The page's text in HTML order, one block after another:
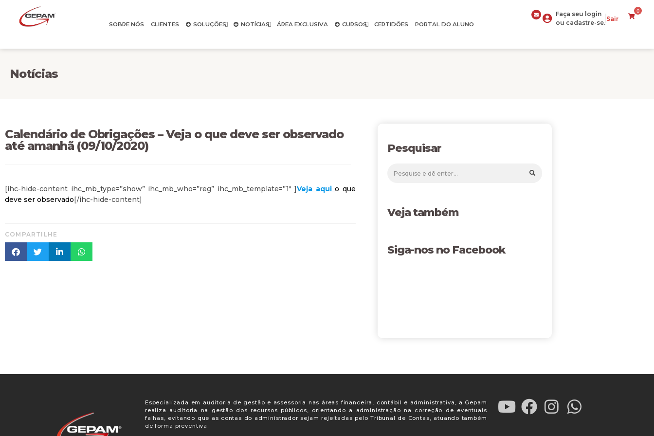
SOBRE NÓS CLIENTES SOLUÇÕES NOTÍCIAS ÁREA EXCLUSIVA CURSOS CERTIDÕES PORTAL DO ALUNO
Faça seu login
ou cadastre-se.
Sair
0
Notícias
Calendário de Obrigações – Veja o que deve ser observado
até amanhã (09/10/2020)
[ihc-hide-content ihc_mb_type=”show” ihc_mb_who=”reg” ihc_mb_template=”1″ ]Veja aqui o que
deve ser observado[/ihc-hide-content]
COMPARTILHE
Pesquisar
Veja também
Siga-nos no Facebook
Especializada em auditoria de gestão e assessoria nas áreas financeira, contábil e administrativa, a Gepam
realiza auditoria na gestão dos recursos públicos, orientando a administração na correção de eventuais
falhas, evitando que as contas do administrador sejam rejeitadas pelo Tribunal de Contas, atuando também
de forma preventiva.